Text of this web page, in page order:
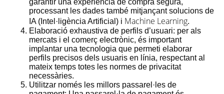
processant les dades també mitjançant solucions de
IA ( Intel·ligència Artificial ) i Machine Learning.
Elaboració exhaustiva de perfils d’usuari: per als
mercats i el comerç electrònic, és important
implantar una tecnologia que permeti elaborar
perfils precisos dels usuaris en línia, respectant al
mateix temps totes les normes de privacitat
necessàries.
Utilitzar només les millors passarel·les de